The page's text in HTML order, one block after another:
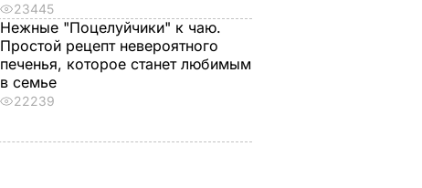
23445
Нежные "Поцелуйчики" к чаю.
Простой рецепт невероятного
печенья, которое станет любимым
в семье
22239